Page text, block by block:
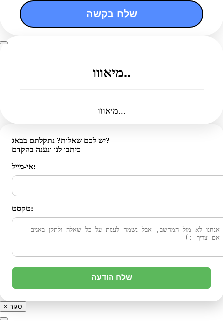
שלח בקשה
מיאווו..
מיאווו...
יש לכם שאלות? נתקלתם בבאג?
כיתבו לנו ונענה בהקדם
אי-מייל:
טקסט:
שלח הודעה
× סגור